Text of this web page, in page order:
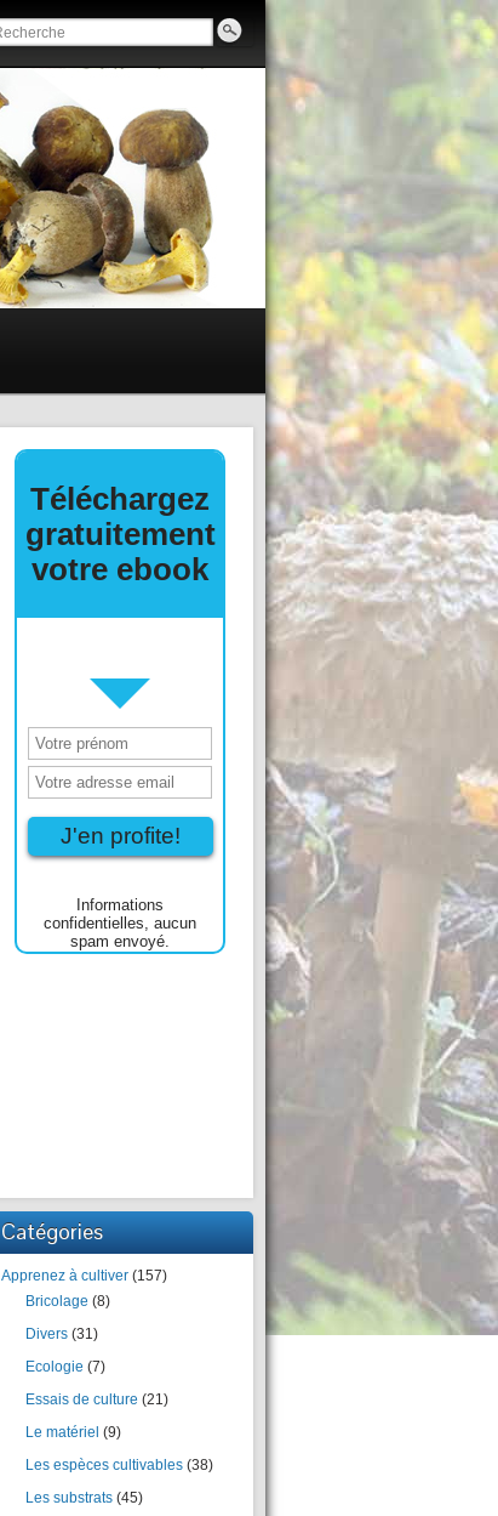
Catégories
Apprenez à cultiver (157)
Bricolage (8)
Divers (31)
Ecologie (7)
Essais de culture (21)
Le matériel (9)
Les espèces cultivables (38)
Les substrats (45)